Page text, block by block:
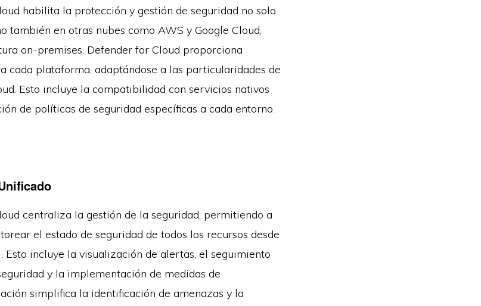
habilita la protección y gestión de seguridad no solo
también en otras nubes como AWS y Google Cloud,
on-premises. Defender for Cloud proporciona
cada plataforma, adaptándose a las particularidades de
Esto incluye la compatibilidad con servicios nativos
de políticas de seguridad específicas a cada entorno.
centraliza la gestión de la seguridad, permitiendo a
el estado de seguridad de todos los recursos desde
Esto incluye la visualización de alertas, el seguimiento
y la implementación de medidas de
simplifica la identificación de amenazas y la